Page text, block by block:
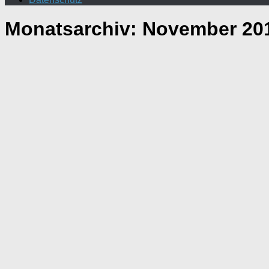
Monatsarchiv: November